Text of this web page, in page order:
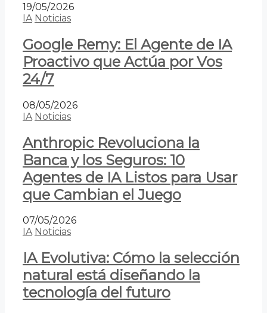
19/05/2026
IA Noticias
Google Remy: El Agente de IA
Proactivo que Actúa por Vos
24/7
08/05/2026
IA Noticias
Anthropic Revoluciona la
Banca y los Seguros: 10
Agentes de IA Listos para Usar
que Cambian el Juego
07/05/2026
IA Noticias
IA Evolutiva: Cómo la selección
natural está diseñando la
tecnología del futuro